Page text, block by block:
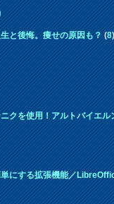
と後悔。痩せの原因も？(8
クを使用！アルトバイエル
にする拡張機能／